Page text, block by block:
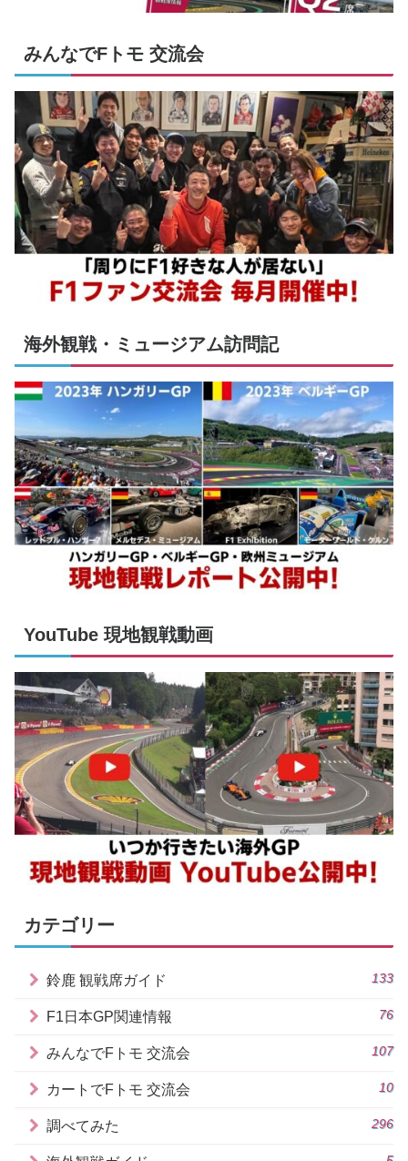
みんなでFトモ 交流会
海外観戦・ミュージアム訪問記
YouTube 現地観戦動画
カテゴリー
鈴鹿 観戦席ガイド 133
F1日本GP関連情報 76
みんなでFトモ 交流会 107
カートでFトモ 交流会 10
調べてみた 296